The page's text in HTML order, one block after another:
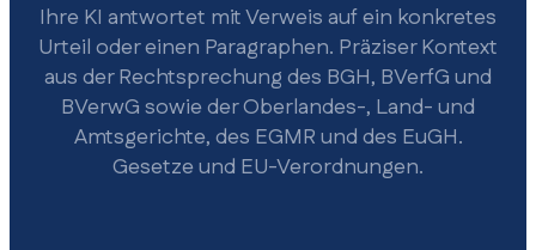
Ihre KI antwortet mit Verweis auf ein konkretes
Urteil oder einen Paragraphen. Präziser Kontext
aus der Rechtsprechung des BGH, BVerfG und
BVerwG sowie der Oberlandes-, Land- und
Amtsgerichte, des EGMR und des EuGH.
Gesetze und EU-Verordnungen.